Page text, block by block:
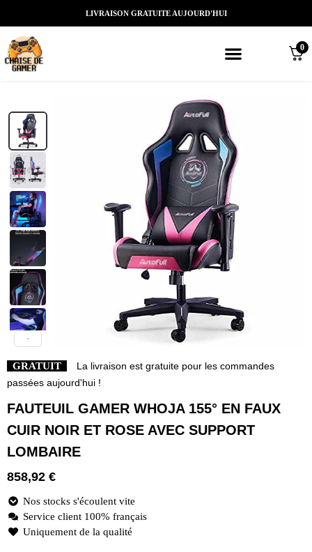
LIVRAISON GRATUITE AUJOURD'HUI
0
GRATUIT
La livraison est gratuite pour les commandes
passées aujourd'hui !
FAUTEUIL GAMER WHOJA 155° EN FAUX
CUIR NOIR ET ROSE AVEC SUPPORT
LOMBAIRE
858,92 €
Nos stocks s'écoulent vite
Service client 100% français
Uniquement de la qualité